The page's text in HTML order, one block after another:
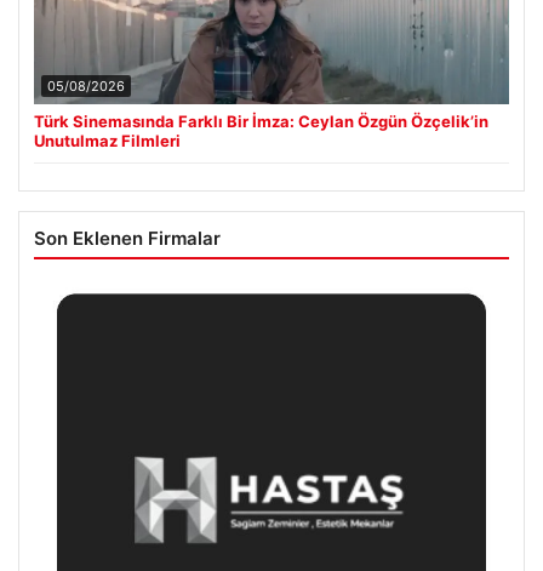
05/08/2026
Türk Sinemasında Farklı Bir İmza: Ceylan Özgün Özçelik’in
Unutulmaz Filmleri
Son Eklenen Firmalar